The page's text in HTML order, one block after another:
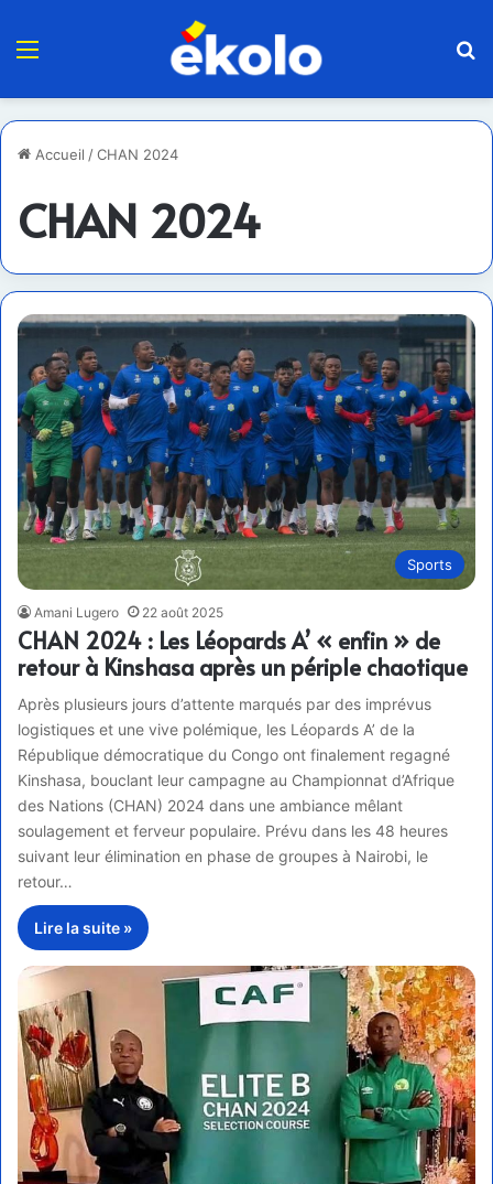
Menu
Accueil /CHAN 2024
CHAN 2024
Sports
Amani Lugero 22 août 2025
CHAN 2024 : Les Léopards A’ « enfin » de
retour à Kinshasa après un périple chaotique
Après plusieurs jours d’attente marqués par des imprévus
logistiques et une vive polémique, les Léopards A’ de la
République démocratique du Congo ont finalement regagné
Kinshasa, bouclant leur campagne au Championnat d’Afrique
des Nations (CHAN) 2024 dans une ambiance mêlant
soulagement et ferveur populaire. Prévu dans les 48 heures
suivant leur élimination en phase de groupes à Nairobi, le
retour…
Lire la suite »